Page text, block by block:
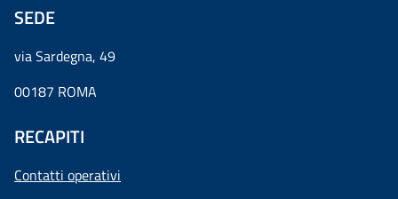
SEDE
via Sardegna, 49
00187 ROMA
RECAPITI
Contatti operativi